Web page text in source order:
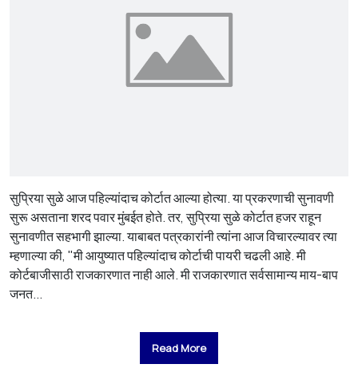
सुप्रिया सुळे आज पहिल्यांदाच कोर्टात आल्या होत्या. या प्रकरणाची सुनावणी
सुरू असताना शरद पवार मुंबईत होते. तर, सुप्रिया सुळे कोर्टात हजर राहून
सुनावणीत सहभागी झाल्या. याबाबत पत्रकारांनी त्यांना आज विचारल्यावर त्या
म्हणाल्या की, "मी आयुष्यात पहिल्यांदाच कोर्टाची पायरी चढली आहे. मी
कोर्टबाजीसाठी राजकारणात नाही आले. मी राजकारणात सर्वसामान्य माय-बाप
जनत...
Read More